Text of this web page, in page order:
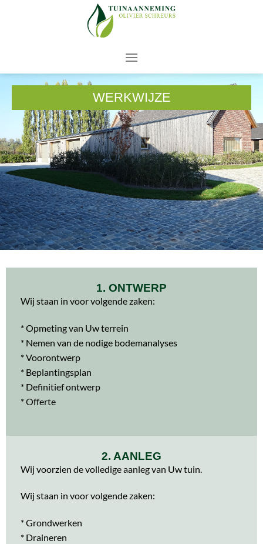
WERKWIJZE
1. ONTWERP
Wij staan in voor volgende zaken:
* Opmeting van Uw terrein
* Nemen van de nodige bodemanalyses
* Voorontwerp
* Beplantingsplan
* Definitief ontwerp
* Offerte
2. AANLEG
Wij voorzien de volledige aanleg van Uw tuin.
Wij staan in voor volgende zaken:
* Grondwerken
* Draineren